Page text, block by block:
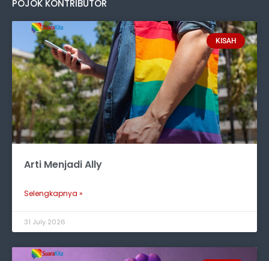
POJOK KONTRIBUTOR
KISAH
Arti Menjadi Ally
Selengkapnya »
31 July 2026